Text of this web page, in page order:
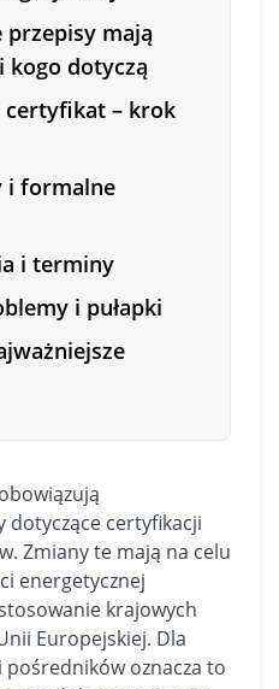
przepisy mają
kogo dotyczą
certyfikat – krok
i formalne
i terminy
i pułapki
dotyczące certyfikacji
Zmiany te mają na celu
energetycznej
krajowych
Europejskiej. Dla
pośredników oznacza to